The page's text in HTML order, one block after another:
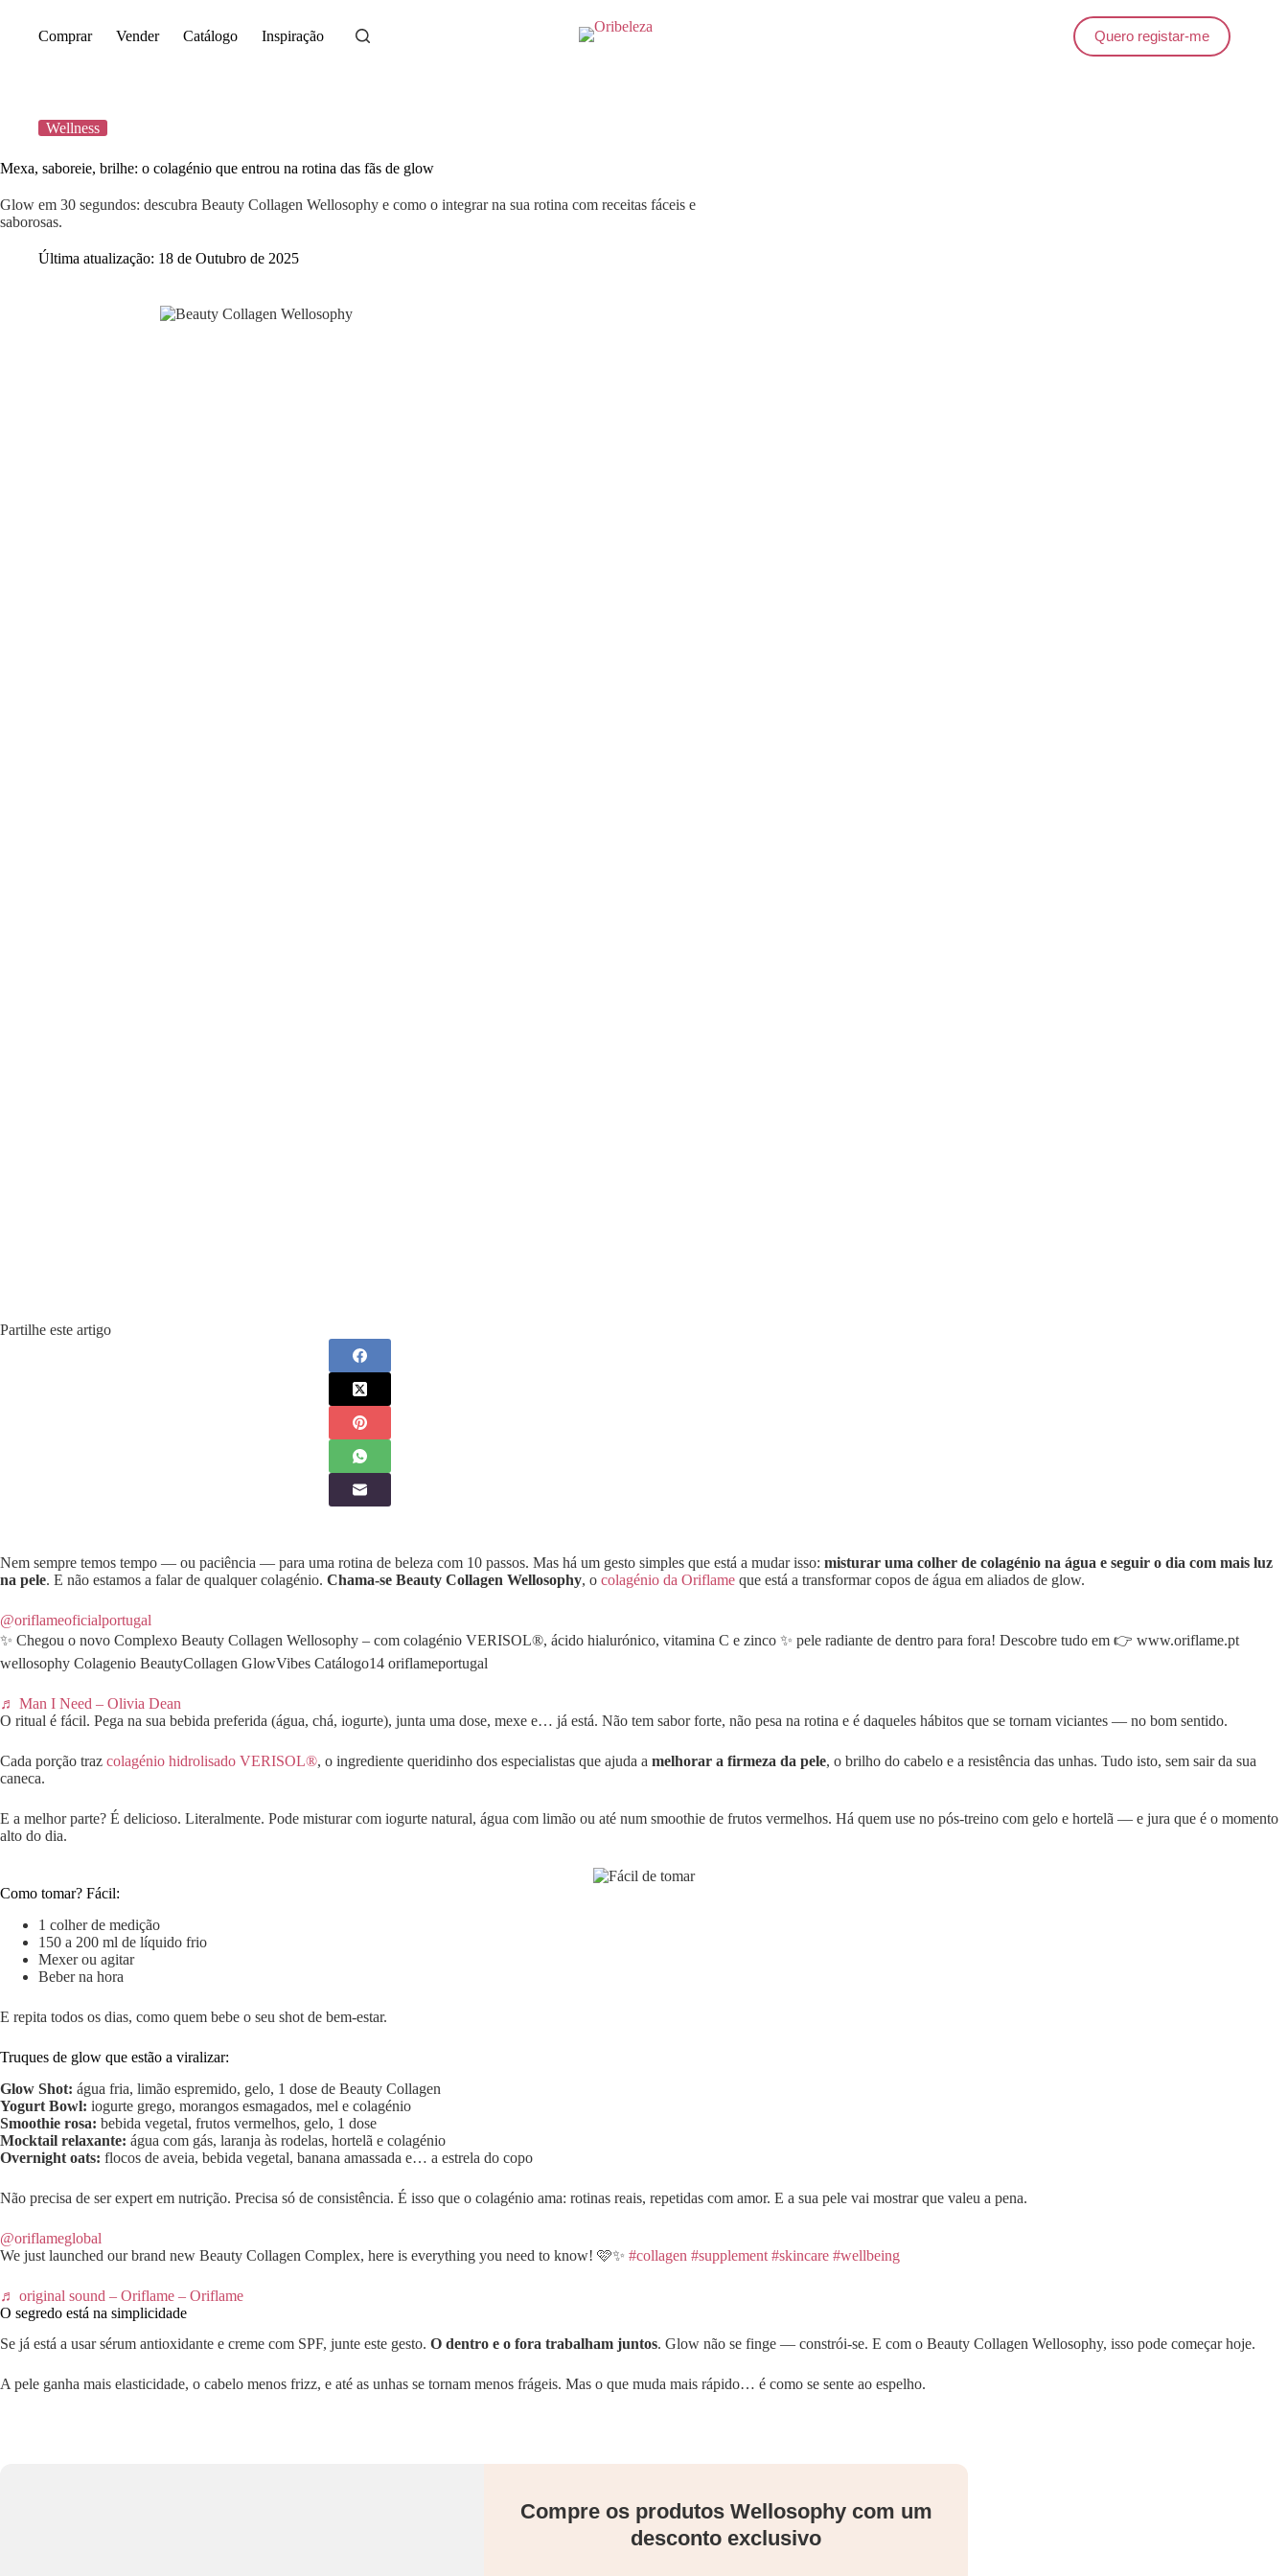
Comprar Vender Catálogo Inspiração Quero registar-me
Wellness
Mexa, saboreie, brilhe: o colagénio que entrou na rotina das fãs de glow
Glow em 30 segundos: descubra Beauty Collagen Wellosophy e como o integrar na sua rotina com receitas fáceis e
saborosas.
Última atualização: 18 de Outubro de 2025
Partilhe este artigo
Nem sempre temos tempo — ou paciência — para uma rotina de beleza com 10 passos. Mas há um gesto simples que está a mudar isso: misturar uma colher de colagénio na água e seguir o dia com mais luz
na pele. E não estamos a falar de qualquer colagénio. Chama-se Beauty Collagen Wellosophy, o colagénio da Oriflame que está a transformar copos de água em aliados de glow.
@oriflameoficialportugal
✨ Chegou o novo Complexo Beauty Collagen Wellosophy – com colagénio VERISOL®, ácido hialurónico, vitamina C e zinco ✨ pele radiante de dentro para fora! Descobre tudo em 👉 www.oriflame.pt
wellosophy Colagenio BeautyCollagen GlowVibes Catálogo14 oriflameportugal
♬ Man I Need – Olivia Dean
O ritual é fácil. Pega na sua bebida preferida (água, chá, iogurte), junta uma dose, mexe e… já está. Não tem sabor forte, não pesa na rotina e é daqueles hábitos que se tornam viciantes — no bom sentido.
Cada porção traz colagénio hidrolisado VERISOL®, o ingrediente queridinho dos especialistas que ajuda a melhorar a firmeza da pele, o brilho do cabelo e a resistência das unhas. Tudo isto, sem sair da sua
caneca.
E a melhor parte? É delicioso. Literalmente. Pode misturar com iogurte natural, água com limão ou até num smoothie de frutos vermelhos. Há quem use no pós-treino com gelo e hortelã — e jura que é o momento
alto do dia.
Como tomar? Fácil:
1 colher de medição
150 a 200 ml de líquido frio
Mexer ou agitar
Beber na hora
E repita todos os dias, como quem bebe o seu shot de bem-estar.
Truques de glow que estão a viralizar:
Glow Shot: água fria, limão espremido, gelo, 1 dose de Beauty Collagen
Yogurt Bowl: iogurte grego, morangos esmagados, mel e colagénio
Smoothie rosa: bebida vegetal, frutos vermelhos, gelo, 1 dose
Mocktail relaxante: água com gás, laranja às rodelas, hortelã e colagénio
Overnight oats: flocos de aveia, bebida vegetal, banana amassada e… a estrela do copo
Não precisa de ser expert em nutrição. Precisa só de consistência. É isso que o colagénio ama: rotinas reais, repetidas com amor. E a sua pele vai mostrar que valeu a pena.
@oriflameglobal
We just launched our brand new Beauty Collagen Complex, here is everything you need to know! 🩷✨ #collagen #supplement #skincare #wellbeing
♬ original sound – Oriflame – Oriflame
O segredo está na simplicidade
Se já está a usar sérum antioxidante e creme com SPF, junte este gesto. O dentro e o fora trabalham juntos. Glow não se finge — constrói-se. E com o Beauty Collagen Wellosophy, isso pode começar hoje.
A pele ganha mais elasticidade, o cabelo menos frizz, e até as unhas se tornam menos frágeis. Mas o que muda mais rápido… é como se sente ao espelho.
Compre os produtos Wellosophy com um
desconto exclusivo